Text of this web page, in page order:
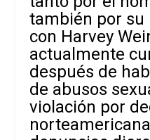
también por su
con Harvey
actualmente
después de
de abusos
violación por